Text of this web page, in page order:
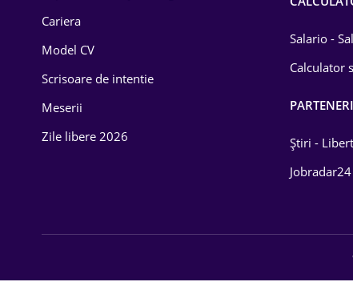
Energetică
Farma
Cariera
Model CV
Scrisoare de intentie
Meserii
Zile libere 2026
Salario -
Calculator
PARTENERI
Știri -
Jobradar24